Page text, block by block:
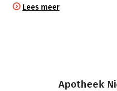
Lees meer
Apotheek